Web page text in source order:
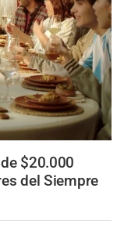
$20.000
del Siempre